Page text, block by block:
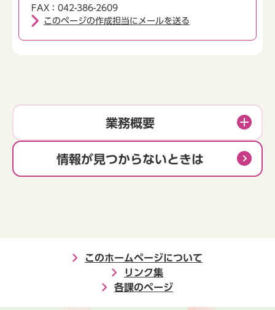
FAX：042-386-2609
このページの作成担当にメールを送る
業務概要
情報が見つからないときは
このホームページについて
リンク集
各課のページ